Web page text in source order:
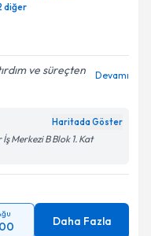
diğer
ve süreçten
Devamı
Haritada Göster
Merkezi B Blok 1. Kat
Daha Fazla